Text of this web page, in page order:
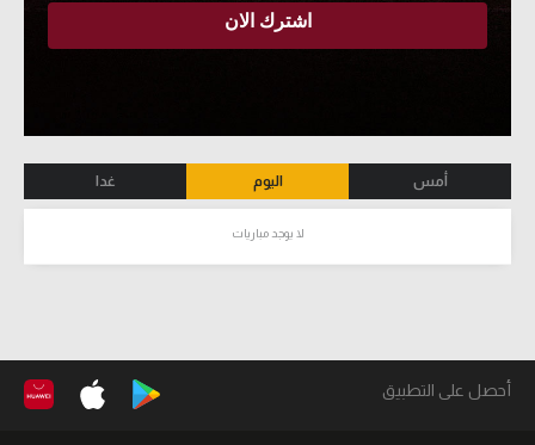
أمس اليوم غدا
لا يوجد مباريات
أحصل على التطبيق